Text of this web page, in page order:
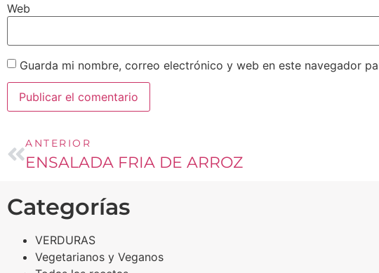
Web
Guarda mi nombre, correo electrónico y web en este navegador
ANTERIOR
ENSALADA FRIA DE ARROZ
Categorías
VERDURAS
Vegetarianos y Veganos